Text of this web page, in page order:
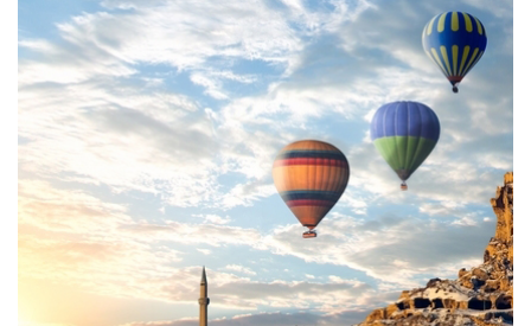
Особенности Апартаментов
Пожалуйста выберите
Параметры
Пожалуйста выберите
Дополнительно
Пожалуйста выберите